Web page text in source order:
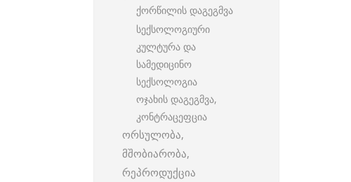
ქორწილის დაგეგმვა
სექსოლოგიური
კულტურა და
სამედიცინო
სექსოლოგია
ოჯახის დაგეგმვა,
კონტრაცეფცია
ორსულობა,
მშობიარობა,
რეპროდუქცია